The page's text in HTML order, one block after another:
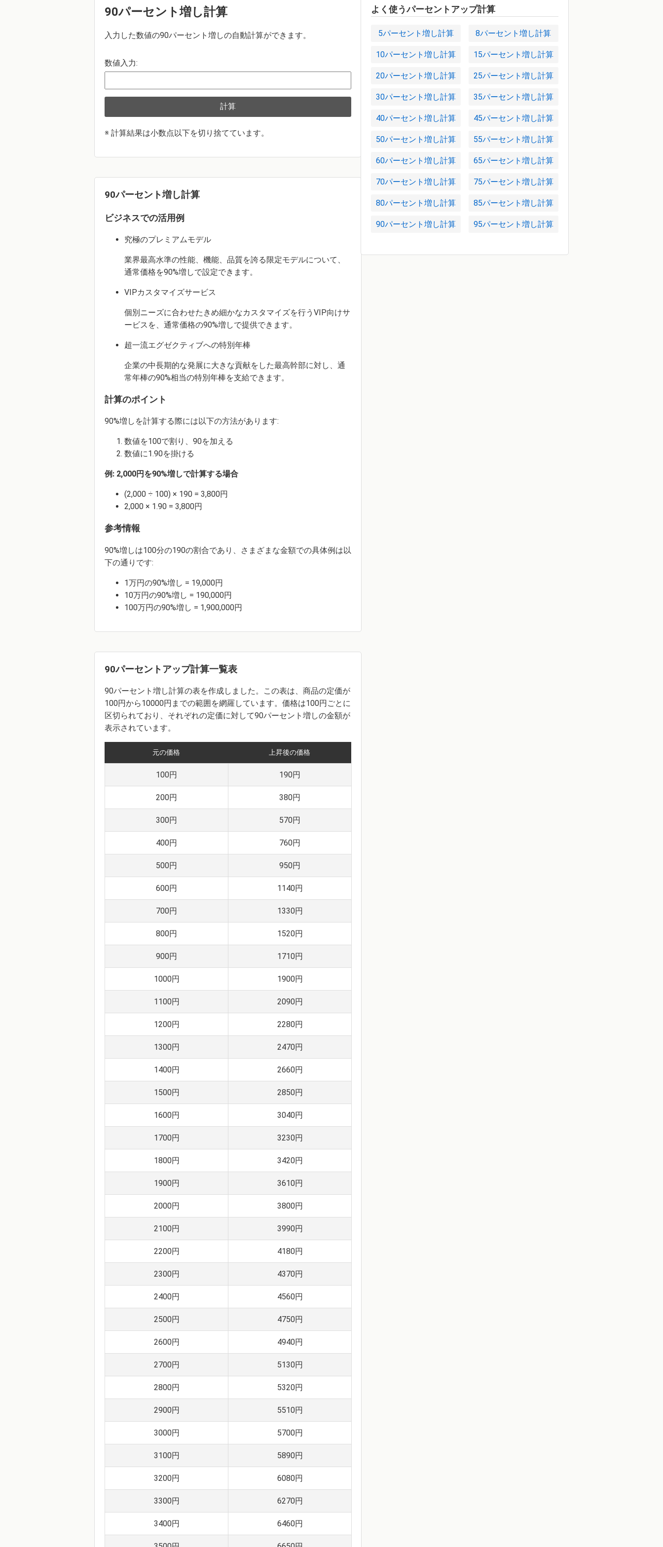
90パーセント増し計算
入力した数値の90パーセント増しの自動計算ができます。
数値入力:
計算
※ 計算結果は小数点以下を切り捨てています。
90パーセント増し計算
ビジネスでの活用例
究極のプレミアムモデル
業界最高水準の性能、機能、品質を誇る限定モデルについて、
通常価格を90%増しで設定できます。
VIPカスタマイズサービス
個別ニーズに合わせたきめ細かなカスタマイズを行うVIP向けサ
ービスを、通常価格の90%増しで提供できます。
超一流エグゼクティブへの特別年棒
企業の中長期的な発展に大きな貢献をした最高幹部に対し、通
常年棒の90%相当の特別年棒を支給できます。
計算のポイント
90%増しを計算する際には以下の方法があります:
数値を100で割り、90を加える
数値に1.90を掛ける
例: 2,000円を90%増しで計算する場合
(2,000 ÷ 100) × 190 = 3,800円
2,000 × 1.90 = 3,800円
参考情報
90%増しは100分の190の割合であり、さまざまな金額での具体例は以
下の通りです:
1万円の90%増し = 19,000円
10万円の90%増し = 190,000円
100万円の90%増し = 1,900,000円
90パーセントアップ計算一覧表
90パーセント増し計算の表を作成しました。この表は、商品の定価が
100円から10000円までの範囲を網羅しています。価格は100円ごとに
区切られており、それぞれの定価に対して90パーセント増しの金額が
表示されています。
元の価格 上昇後の価格
100円 190円
200円 380円
300円 570円
400円 760円
500円 950円
600円 1140円
700円 1330円
800円 1520円
900円 1710円
1000円 1900円
1100円 2090円
1200円 2280円
1300円 2470円
1400円 2660円
1500円 2850円
1600円 3040円
1700円 3230円
1800円 3420円
1900円 3610円
2000円 3800円
2100円 3990円
2200円 4180円
2300円 4370円
2400円 4560円
2500円 4750円
2600円 4940円
2700円 5130円
2800円 5320円
2900円 5510円
3000円 5700円
3100円 5890円
3200円 6080円
3300円 6270円
3400円 6460円
よく使うパーセントアップ計算
5パーセント増し計算 8パーセント増し計算
10パーセント増し計算 15パーセント増し計算
20パーセント増し計算 25パーセント増し計算
30パーセント増し計算 35パーセント増し計算
40パーセント増し計算 45パーセント増し計算
50パーセント増し計算 55パーセント増し計算
60パーセント増し計算 65パーセント増し計算
70パーセント増し計算 75パーセント増し計算
80パーセント増し計算 85パーセント増し計算
90パーセント増し計算 95パーセント増し計算